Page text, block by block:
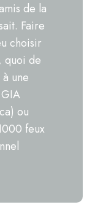
de la
Faire
choisir
quoi de
une
ou
feux